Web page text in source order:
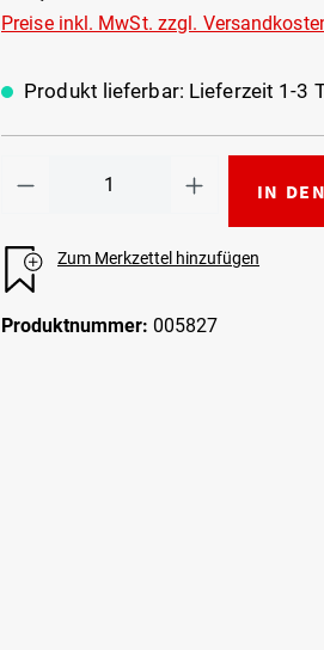
Preise inkl. MwSt. zzgl.
Produkt lieferbar: Lieferzeit 1-3
IN
Zum Merkzettel hinzufügen
Produktnummer: 005827